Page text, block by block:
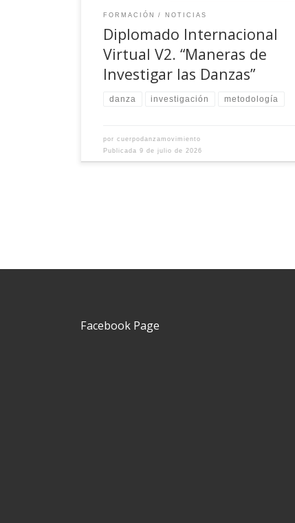
FORMACIÓN NOTICIAS
Diplomado Internacional
Virtual V2. “Maneras de
Investigar las Danzas”
danza investigación metodología
porcuerpodanzamovimiento
Publicada9 de julio de 2026
Facebook Page